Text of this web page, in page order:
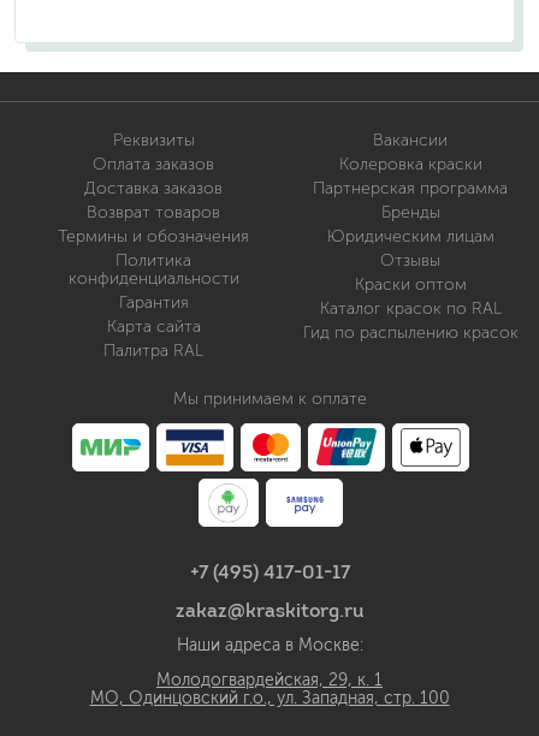
Реквизиты
Оплата заказов
Доставка заказов
Возврат товаров
Термины и обозначения
Политика
конфиденциальности
Гарантия
Карта сайта
Палитра RAL
Вакансии
Колеровка краски
Партнерская программа
Бренды
Юридическим лицам
Отзывы
Краски оптом
Каталог красок по RAL
Гид по распылению красок
Мы принимаем к оплате
+7 (495) 417-01-17
zakaz@kraskitorg.ru
Наши адреса в Москве:
Молодогвардейская, 29, к. 1
МО, Одинцовский г.о., ул. Западная, стр. 100